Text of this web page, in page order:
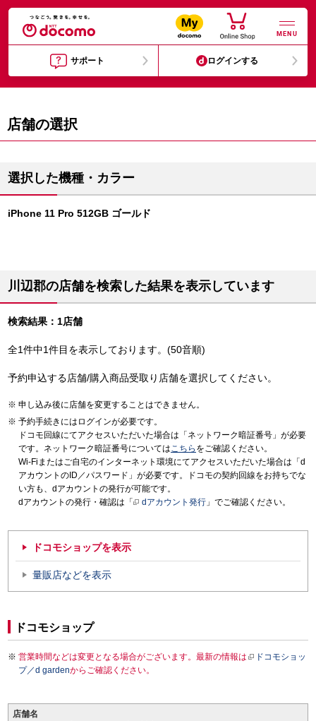
MENU
サポート ログインする
店舗の選択
選択した機種・カラー
iPhone 11 Pro 512GB ゴールド
川辺郡の店舗を検索した結果を表示しています
検索結果：1店舗
全1件中1件目を表示しております。(50音順)
予約申込する店舗/購入商品受取り店舗を選択してください。
申し込み後に店舗を変更することはできません。
予約手続きにはログインが必要です。
ドコモ回線にてアクセスいただいた場合は「ネットワーク暗証番号」が必要
です。ネットワーク暗証番号についてはこちら をご確認ください。
Wi-Fiまたはご自宅のインターネット環境にてアクセスいただいた場合は「d
アカウントのID／パスワード」が必要です。ドコモの契約回線をお持ちでな
い方も、dアカウントの発行が可能です。
dアカウントの発行・確認は「
dアカウント発行 」でご確認ください。
ドコモショップを表示
量販店などを表示
ドコモショップ
営業時間などは変更となる場合がございます。最新の情報は
ドコモショッ
プ／d gardenからご確認ください。
店舗名